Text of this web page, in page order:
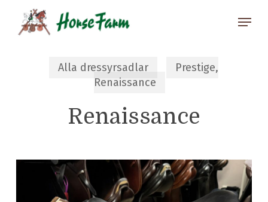
main
Menu
Alla dressyrsadlar
Prestige,
Renaissance
Renaissance